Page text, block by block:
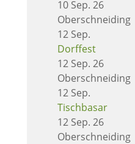
10 Sep. 26
Oberschneiding
12 Sep.
Dorffest
12 Sep. 26
Oberschneiding
12 Sep.
Tischbasar
12 Sep. 26
Oberschneiding